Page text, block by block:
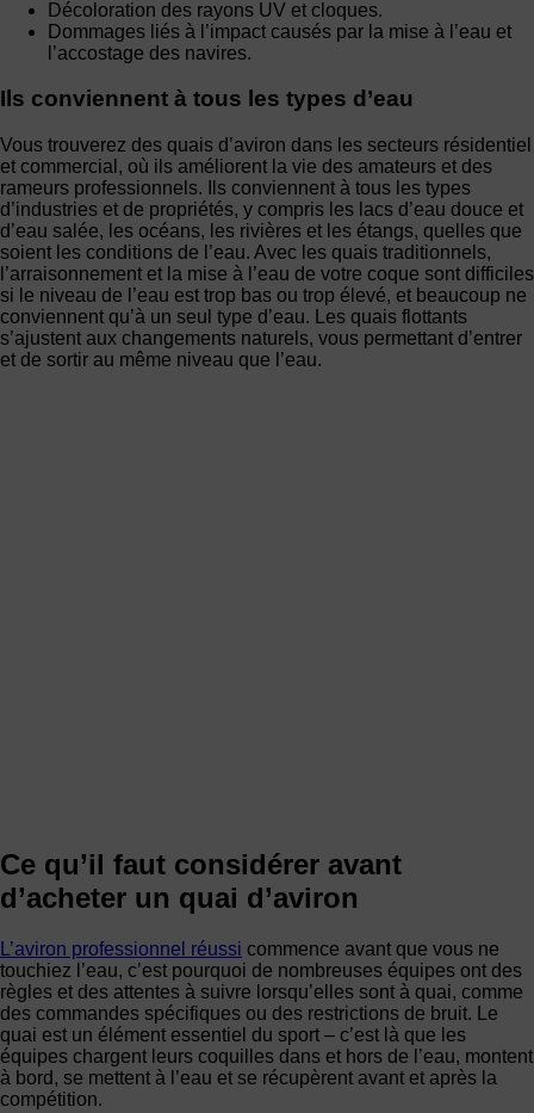
Décoloration des rayons UV et cloques.
Dommages liés à l’impact causés par la mise à l’eau et
l’accostage des navires.
Ils conviennent à tous les types d’eau
Vous trouverez des quais d’aviron dans les secteurs résidentiel
et commercial, où ils améliorent la vie des amateurs et des
rameurs professionnels. Ils conviennent à tous les types
d’industries et de propriétés, y compris les lacs d’eau douce et
d’eau salée, les océans, les rivières et les étangs, quelles que
soient les conditions de l’eau. Avec les quais traditionnels,
l’arraisonnement et la mise à l’eau de votre coque sont difficiles
si le niveau de l’eau est trop bas ou trop élevé, et beaucoup ne
conviennent qu’à un seul type d’eau. Les quais flottants
s’ajustent aux changements naturels, vous permettant d’entrer
et de sortir au même niveau que l’eau.
Ce qu’il faut considérer avant
d’acheter un quai d’aviron
L’aviron professionnel réussi commence avant que vous ne
touchiez l’eau, c’est pourquoi de nombreuses équipes ont des
règles et des attentes à suivre lorsqu’elles sont à quai, comme
des commandes spécifiques ou des restrictions de bruit. Le
quai est un élément essentiel du sport – c’est là que les
équipes chargent leurs coquilles dans et hors de l’eau, montent
à bord, se mettent à l’eau et se récupèrent avant et après la
compétition.